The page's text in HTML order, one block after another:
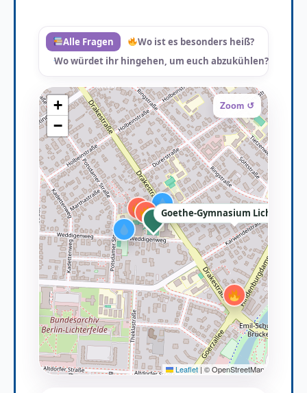
Alle Fragen
Wo ist es besonders heiß?
Wo würdet ihr hingehen, um euch abzukühlen?
Goethe-Gymnasium Lichterfelde
+
−
Zoom ↺
Leaflet| © OpenStreetMap